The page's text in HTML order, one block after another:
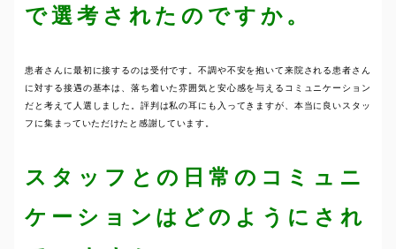
で選考されたのですか。
患者さんに最初に接するのは受付です。不調や不安を抱いて来院される患者さん
に対する接遇の基本は、落ち着いた雰囲気と安心感を与えるコミュニケーション
だと考えて人選しました。評判は私の耳にも入ってきますが、本当に良いスタッ
フに集まっていただけたと感謝しています。
スタッフとの日常のコミュニ
ケーションはどのようにされ